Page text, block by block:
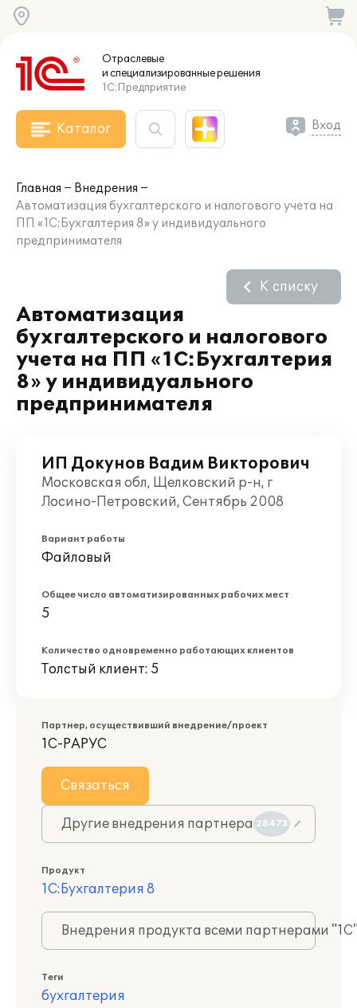
Отраслевые
и специализированныерешения
1С:Предприятие
Каталог Вход
Главная
Внедрения
Автоматизация бухгалтерского и налогового учета на
ПП «1С:Бухгалтерия 8» у индивидуального
предпринимателя
Автоматизация
бухгалтерского и налогового
учета на ПП «1С:Бухгалтерия
8» у индивидуального
предпринимателя
К списку
ИП Докунов Вадим Викторович
Московская обл, Щелковский р-н, г
Лосино-Петровский, Сентябрь 2008
Вариант работы
Файловый
Общее число автоматизированных рабочих мест
5
Количество одновременно работающих клиентов
Толстый клиент: 5
Партнер, осуществивший внедрение/проект
1С-РАРУС
Связаться
Другие внедрения партнера 28473
Продукт
1С:Бухгалтерия 8
Внедрения продукта всеми партнерами
Теги
бухгалтерия